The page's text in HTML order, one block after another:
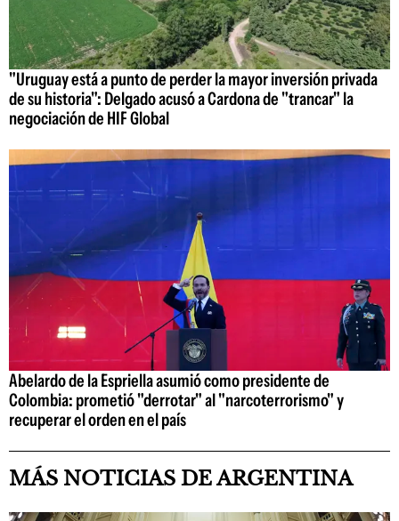
"Uruguay está a punto de perder la mayor inversión privada
de su historia": Delgado acusó a Cardona de "trancar" la
negociación de HIF Global
Abelardo de la Espriella asumió como presidente de
Colombia: prometió "derrotar" al "narcoterrorismo" y
recuperar el orden en el país
MÁS NOTICIAS DE ARGENTINA